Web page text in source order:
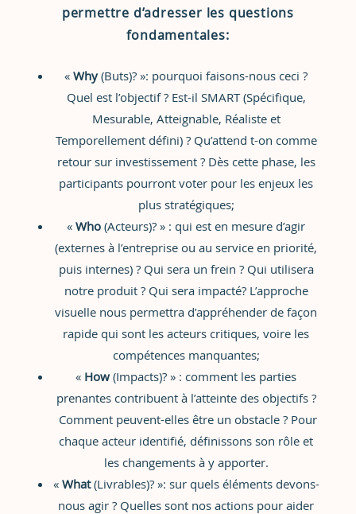
permettre d’adresser les questions
fondamentales:
« Why(Buts)? »: pourquoi faisons-nous ceci ?
Quel est l’objectif ? Est-il SMART (Spécifique,
Mesurable, Atteignable, Réaliste et
Temporellement défini) ? Qu’attend t-on comme
retour sur investissement ? Dès cette phase, les
participants pourront voter pour les enjeux les
plus stratégiques;
« Who (Acteurs)? » : qui est en mesure d’agir
(externes à l’entreprise ou au service en priorité,
puis internes) ? Qui sera un frein ? Qui utilisera
notre produit ? Qui sera impacté? L’approche
visuelle nous permettra d’appréhender de façon
rapide qui sont les acteurs critiques, voire les
compétences manquantes;
« How (Impacts)? » : comment les parties
prenantes contribuent à l’atteinte des objectifs ?
Comment peuvent-elles être un obstacle ? Pour
chaque acteur identifié, définissons son rôle et
les changements à y apporter.
« What(Livrables)? »: sur quels éléments devons-
nous agir ? Quelles sont nos actions pour aider